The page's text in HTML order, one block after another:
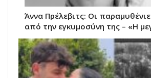
Άννα Πρέλεβιτς: Οι
από την εγκυμοσύνη της – «Η